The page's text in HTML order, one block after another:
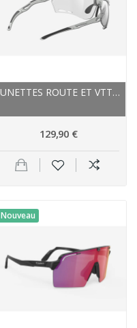
LUNETTES ROUTE ET VTT - RUDY PROJECT PROPULSE -...
129,90 €
Nouveau